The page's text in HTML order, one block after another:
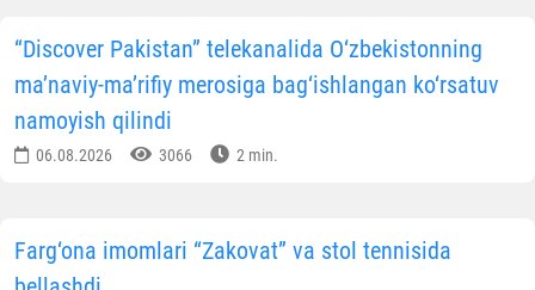
“Discover Pakistan” telekanalida O‘zbekistonning
ma’naviy-ma’rifiy merosiga bag‘ishlangan ko‘rsatuv
namoyish qilindi
06.08.2026 3066 2 min.
Farg‘ona imomlari “Zakovat” va stol tennisida